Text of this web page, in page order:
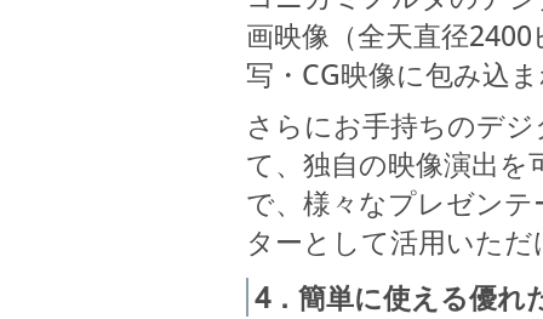
画映像（全天直径
写・CG映像に包み込
さらにお手持ちのデ
て、独自の映像演出
で、様々なプレゼン
ターとして活用いた
4．簡単に使える優れ